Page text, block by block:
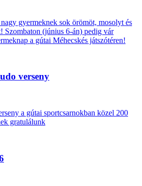
gyermeknek sok örömöt, mosolyt és
Szombaton (június 6-án) pedig vár
a gútai Méhecskés játszótéren!
verseny
a gútai sportcsarnokban közel 200
gratulálunk